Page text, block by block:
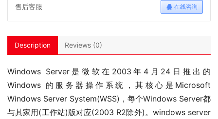
售后客服 在线咨询
Description Reviews (0)
Windows Server是微软在2003年4月24日推出的
Windows 的服务器操作系统，其核心是Microsoft
Windows Server System(WSS)，每个Windows Server都
与其家用(工作站)版对应(2003 R2除外)。windows server